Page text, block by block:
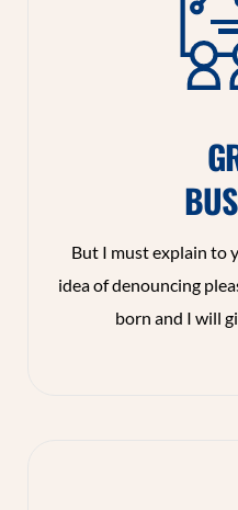
But I must explain to
idea of denouncing
born and I will